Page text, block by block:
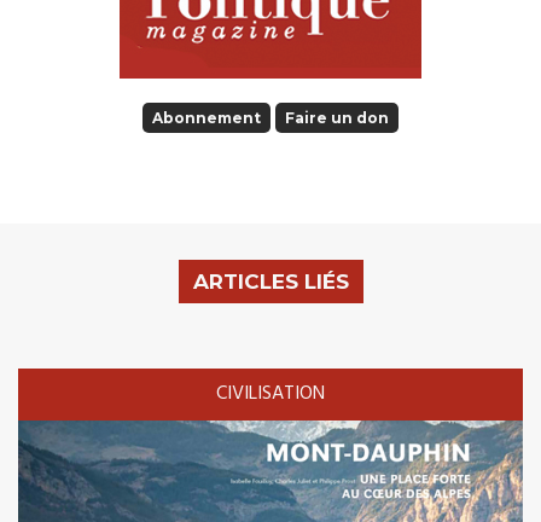
Abonnement Faire un don
ARTICLES LIÉS
CIVILISATION